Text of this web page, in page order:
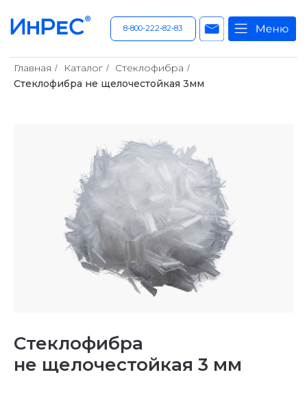
8-800-222-82-83
Главная / Каталог / Стеклофибра /
Стеклофибра не щелочестойкая 3мм
Стеклофибра
не щелочестойкая 3 мм